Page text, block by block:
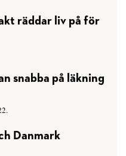
räddar liv på för
snabba på läkning
Danmark